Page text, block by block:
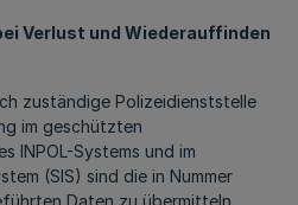
Verlust und Wiederauffinden
zuständige Polizeidienststelle
im geschützten
INPOL-Systems und im
(SIS) sind die in Nummer
Daten zu übermitteln.